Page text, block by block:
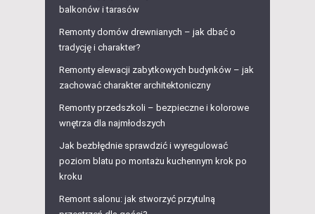
balkonów i tarasów
Remonty domów drewnianych – jak dbać o
tradycję i charakter?
Remonty elewacji zabytkowych budynków – jak
zachować charakter architektoniczny
Remonty przedszkoli – bezpieczne i kolorowe
wnętrza dla najmłodszych
Jak bezbłędnie sprawdzić i wyregulować
poziom blatu po montażu kuchennym krok po
kroku
Remont salonu: jak stworzyć przytulną